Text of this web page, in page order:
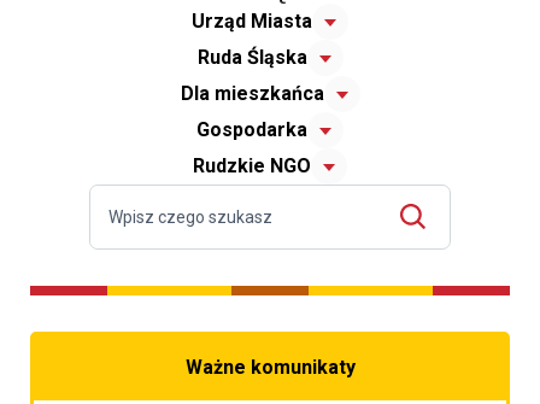
Urząd Miasta
Ruda Śląska
Dla mieszkańca
Gospodarka
Rudzkie NGO
Ważne komunikaty